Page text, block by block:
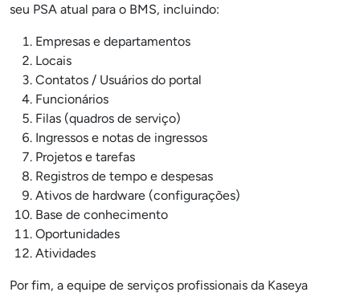
seu PSA atual para o BMS, incluindo:
Empresas e departamentos
Locais
Contatos / Usuários do portal
Funcionários
Filas (quadros de serviço)
Ingressos e notas de ingressos
Projetos e tarefas
Registros de tempo e despesas
Ativos de hardware (configurações)
Base de conhecimento
Oportunidades
Atividades
Por fim, a equipe de serviços profissionais da Kaseya